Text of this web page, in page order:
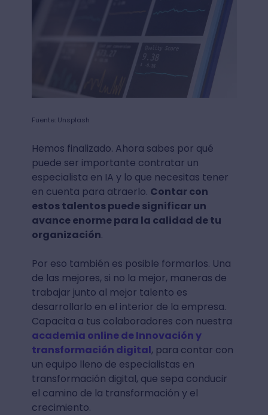
Fuente: Unsplash
Hemos finalizado. Ahora sabes por qué
puede ser importante contratar un
especialista en IA y lo que necesitas tener
en cuenta para atraerlo. Contar con
estos talentos puede significar un
avance enorme para la calidad de tu
organización.
Por eso también es posible formarlos. Una
de las mejores, si no la mejor, maneras de
trabajar junto al mejor talento es
desarrollarlo en el interior de la empresa.
Capacita a tus colaboradores con nuestra
academia online de Innovación y
transformación digital, para contar con
un equipo lleno de especialistas en
transformación digital, que sepa conducir
el camino de la transformación y el
crecimiento.